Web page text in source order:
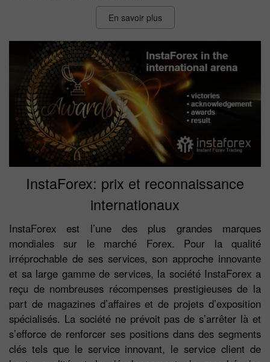
En savoir plus
InstaForex: prix et reconnaissance
internationaux
InstaForex est l’une des plus grandes marques
mondiales sur le marché Forex. Pour la qualité
irréprochable de ses services, son approche innovante
et sa large gamme de services, la société InstaForex a
reçu de nombreuses récompenses prestigieuses de la
part de magazines d’affaires et de projets d’exposition
spécialisés. La société ne prévoit pas de s’arrêter là et
s’efforce de renforcer ses positions dans des segments
clés tels que le service innovant, le service client de